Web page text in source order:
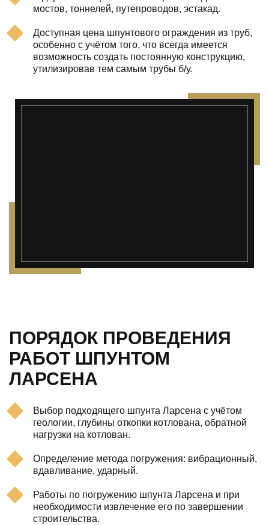
мостов, тоннелей, путепроводов, эстакад.
Доступная цена шпунтового ограждения из труб,
особенно с учётом того, что всегда имеется
возможность создать постоянную конструкцию,
утилизировав тем самым трубы б/у.
ПОРЯДОК ПРОВЕДЕНИЯ
РАБОТ ШПУНТОМ
ЛАРСЕНА
Выбор подходящего шпунта Ларсена с учётом
геологии, глубины откопки котлована, обратной
нагрузки на котлован.
Определение метода погружения: вибрационный,
вдавливание, ударный.
Работы по погружению шпунта Ларсена и при
необходимости извлечение его по завершении
строительства.